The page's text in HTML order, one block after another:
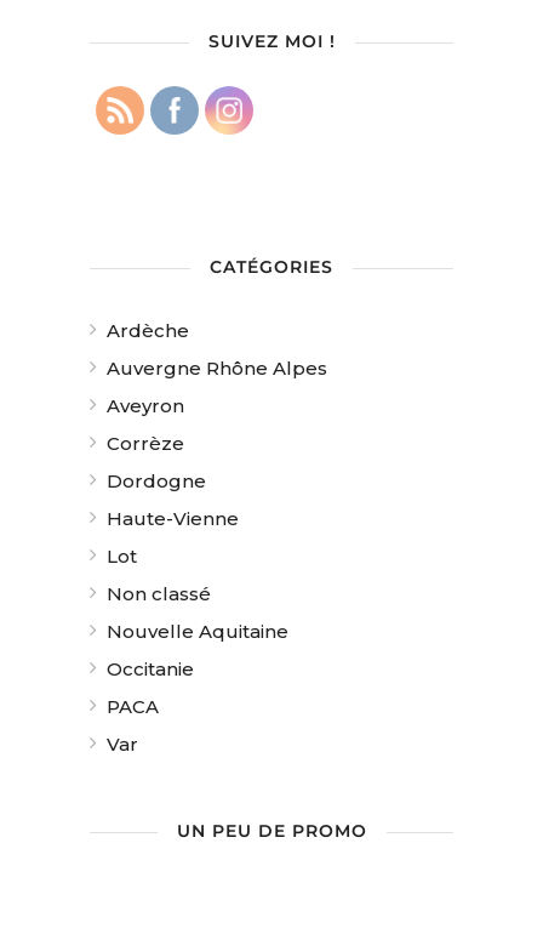
SUIVEZ MOI !
CATÉGORIES
Ardèche
Auvergne Rhône Alpes
Aveyron
Corrèze
Dordogne
Haute-Vienne
Lot
Non classé
Nouvelle Aquitaine
Occitanie
PACA
Var
UN PEU DE PROMO